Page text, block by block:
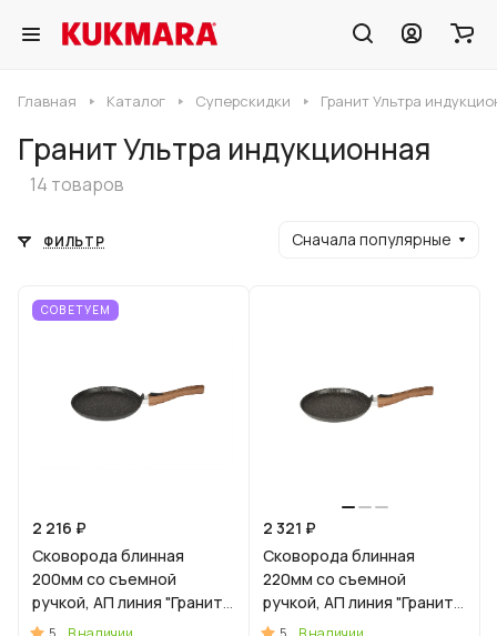
Главная Каталог Суперскидки Гранит Ультра
Гранит Ультра индукционная
14 товаров
ФИЛЬТР Сначала популярные
СОВЕТУЕМ
2 216 ₽
Сковорода блинная
200мм со съемной
ручкой, АП линия "Гранит
Ультра Индукционная"
2 321 ₽
Сковорода блинная
220мм со съемной
ручкой, АП линия "Гранит
Ультра Индукционная"